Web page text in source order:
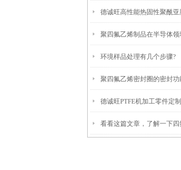
些？
德诚旺高性能热固性聚酰亚
聚四氟乙烯制品在半导体领
环境样品处理有几个步骤?
聚四氟乙烯密封圈的密封功
德诚旺PTFE机加工零件定
看看这篇文章，了解一下四